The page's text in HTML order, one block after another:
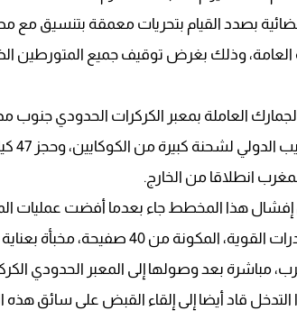
بصدد القيام بتحريات معمقة بتنسيق مع
العامة، وذلك بغرض توقيف جميع المتورطين
العاملة بمعبر الكركرات الحدودي جنوب
انطلاقا من الخارج.
هذا المخطط جاء بعدما أفضت عمليات
والتفتيش الدقيق إلى ضبط هذه الشحنة من المخدرات القوية،
مباشرة بعد وصولها إلى المعبر الحدودي
قاد أيضا إلى إلقاء القبض على سائق هذه